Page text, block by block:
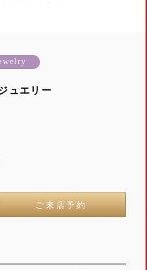
ュエリー
ご来店予約